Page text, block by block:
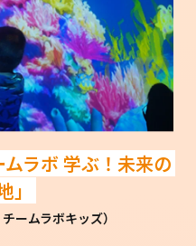
ムラボ 学ぶ！未来の
」
ームラボキッズ）